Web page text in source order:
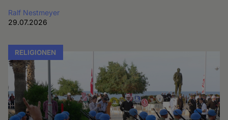
Ralf Nestmeyer
29.07.2026
RELIGIONEN